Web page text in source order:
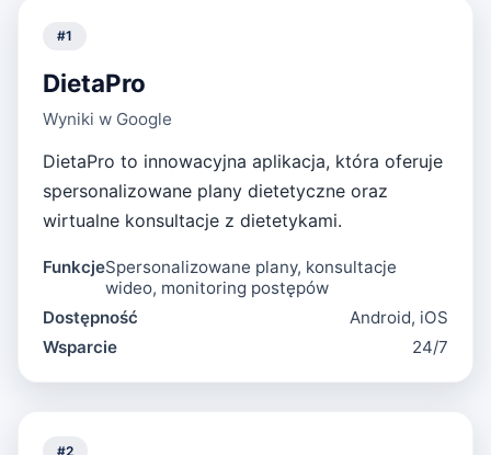
#1
DietaPro
Wyniki w Google
DietaPro to innowacyjna aplikacja, która oferuje
spersonalizowane plany dietetyczne oraz
wirtualne konsultacje z dietetykami.
FunkcjeSpersonalizowane plany, konsultacje
wideo, monitoring postępów
Dostępność
Android, iOS
Wsparcie
24/7
#2